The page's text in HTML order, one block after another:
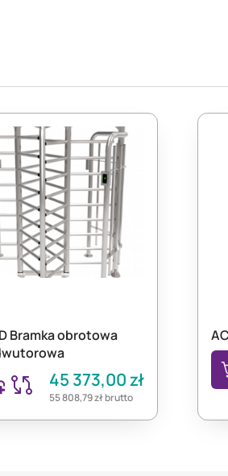
Bramka obrotowa
45 373,00 zł
55 808,79złbrutto